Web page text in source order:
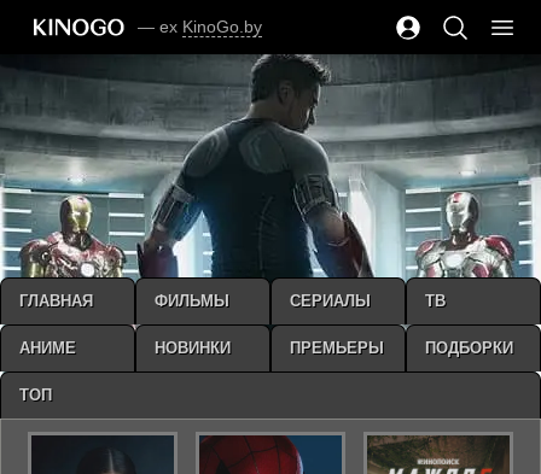
— ex KinoGo.by
ГЛАВНАЯ ФИЛЬМЫ СЕРИАЛЫ ТВ
АНИМЕ НОВИНКИ ПРЕМЬЕРЫ ПОДБОРКИ
ТОП